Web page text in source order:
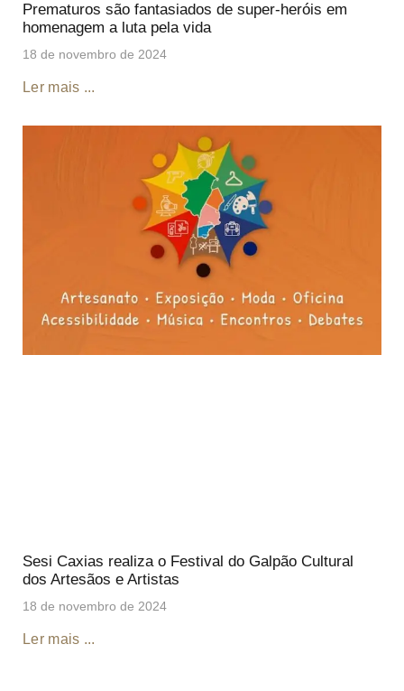
Prematuros são fantasiados de super-heróis em
homenagem a luta pela vida
18 de novembro de 2024
Ler mais ...
Sesi Caxias realiza o Festival do Galpão Cultural
dos Artesãos e Artistas
18 de novembro de 2024
Ler mais ...